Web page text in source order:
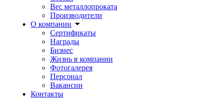
Вес металлопроката
Производители
О компании
Сертификаты
Награды
Бизнес
Жизнь в компании
Фотогалерея
Персонал
Вакансии
Контакты